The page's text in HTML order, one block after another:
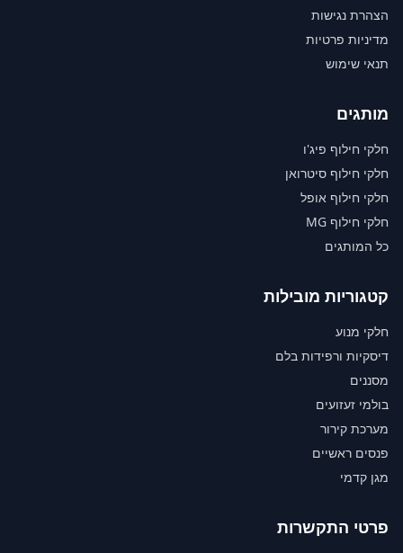
הצהרת נגישות
מדיניות פרטיות
תנאי שימוש
מותגים
חלקי חילוף פיג'ו
חלקי חילוף סיטרואן
חלקי חילוף אופל
חלקי חילוף MG
כל המותגים
קטגוריות מובילות
חלקי מנוע
דיסקיות ורפידות בלם
מסננים
בולמי זעזועים
מערכת קירור
פנסים ראשיים
מגן קדמי
פרטי התקשרות